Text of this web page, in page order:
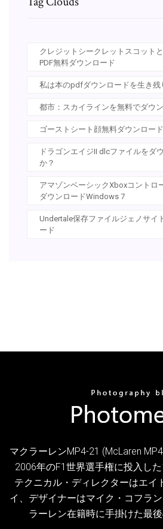
クレジットシークレットスコット
PDF無料ダウンロード
私は本のpdfダウンロードを生き残
都市：スカイラインを無料でダウ
ゴーストシート顔無料ダウンロー
ドラゴンエイジII dlcファイルをダ
か？
アマゾンベーシックXboxコントロ
ダウンロードWindows 7
Undertale保存ファイルジェノサイ
ード
マクラーレンMP4-21 (McLaren
2006年のF1世界選手権に投入した
テクニカル・ディレクターはエイ
イ、デザイナーはマイク・コフラ
ラーレン在籍時に手掛けた最後